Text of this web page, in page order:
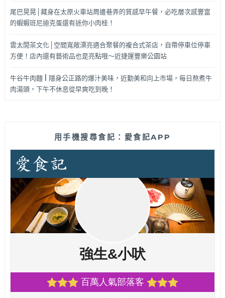
尾巴晃晃│藏身在太原火車站周邊巷弄的質感早午餐，必吃層次感豐富
的蝦蝦班尼迪克蛋還有迷你小肉桂！
雲太閒茶文化│空間寬敞漂亮適合聚餐的複合式茶店，自帶停車位停車
方便！店內還有藝術品也是亮點哦～近捷運豐樂公園站
牛谷牛肉麵 | 隱身公正路的爆汁美味，近勤美和向上市場，每日熬煮牛
肉湯頭，下午不休息從早爽吃到晚！
用手機搜尋食記：愛食記APP